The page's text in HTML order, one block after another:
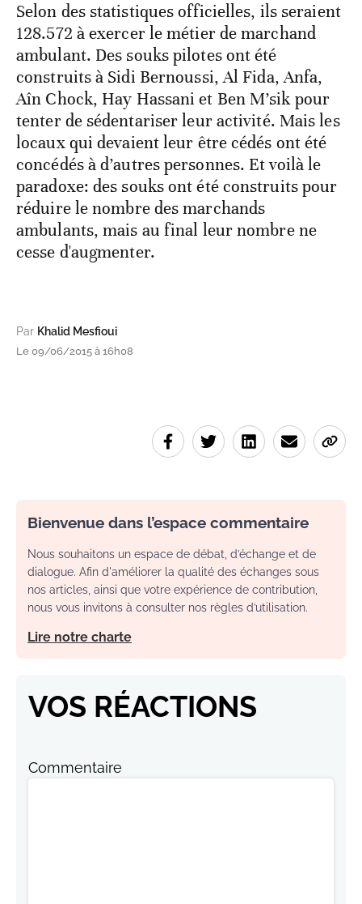
Selon des statistiques officielles, ils seraient
128.572 à exercer le métier de marchand
ambulant. Des souks pilotes ont été
construits à Sidi Bernoussi, Al Fida, Anfa,
Aîn Chock, Hay Hassani et Ben M’sik pour
tenter de sédentariser leur activité. Mais les
locaux qui devaient leur être cédés ont été
concédés à d’autres personnes. Et voilà le
paradoxe: des souks ont été construits pour
réduire le nombre des marchands
ambulants, mais au final leur nombre ne
cesse d'augmenter.
Par Khalid Mesfioui
Le 09/06/2015 à 16h08
Bienvenue dans l’espace commentaire
Nous souhaitons un espace de débat, d’échange et de
dialogue. Afin d'améliorer la qualité des échanges sous
nos articles, ainsi que votre expérience de contribution,
nous vous invitons à consulter nos règles d’utilisation.
Lire notre charte
VOS RÉACTIONS
Commentaire